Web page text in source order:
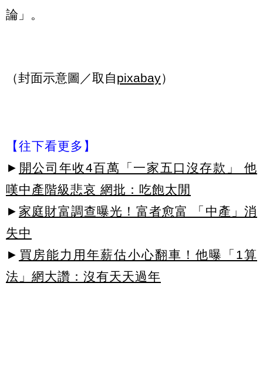
論」。
（封面示意圖／取自pixabay）
【往下看更多】
► 開公司年收4百萬「一家五口沒存款」 他
嘆中產階級悲哀 網批：吃飽太閒
► 家庭財富調查曝光！富者愈富 「中產」消
失中
► 買房能力用年薪估小心翻車！他曝「1算
法」網大讚：沒有天天過年